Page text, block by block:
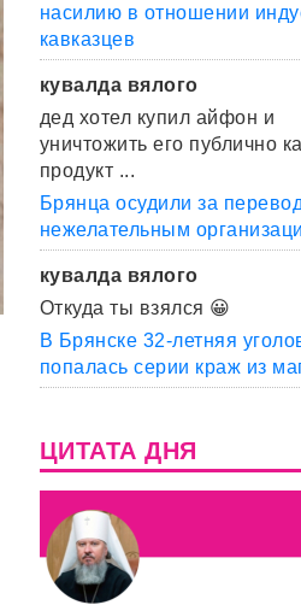
насилию в отношении
кавказцев
кувалда вялого
дед хотел купил айфон и
уничтожить его публично
продукт ...
Брянца осудили за
нежелательным
кувалда вялого
Откуда ты взялся 😀
В Брянске 32-летняя
попалась серии краж из
ЦИТАТА ДНЯ